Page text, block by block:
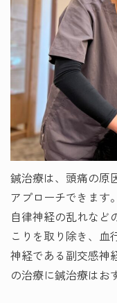
鍼治療は、頭痛の原
アプローチできます
自律神経の乱れなど
こりを取り除き、血
神経である副交感神
の治療に鍼治療はお